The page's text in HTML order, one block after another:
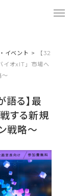
イベント >
【32
イオxIT」市場へ
〜
語る】最
する新規
戦略〜